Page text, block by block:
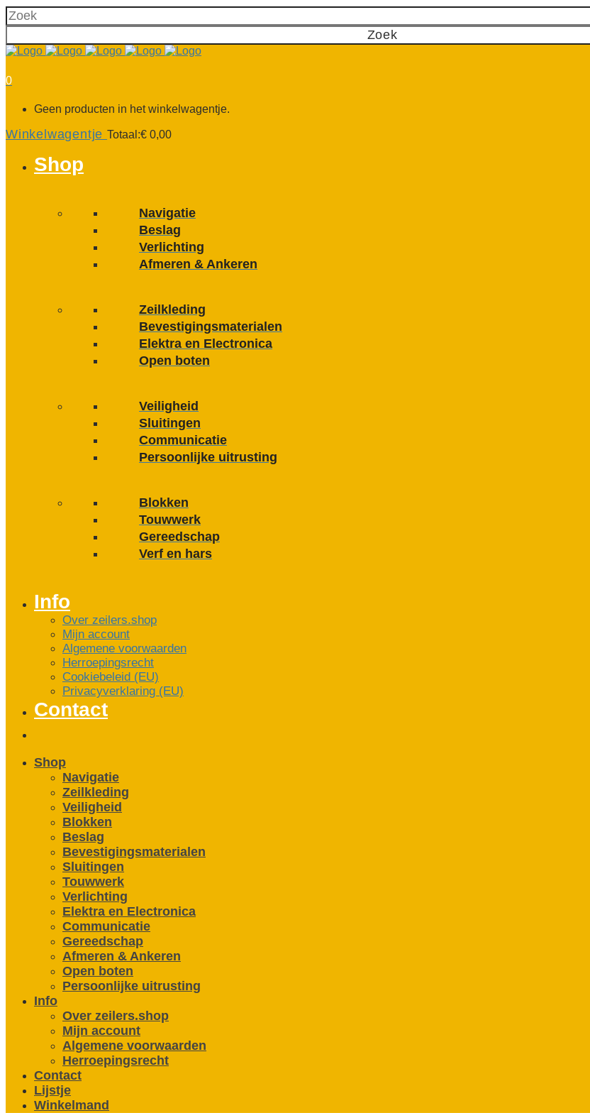
0
Geen producten in het winkelwagentje.
Winkelwagentje Totaal:€ 0,00
Shop
Navigatie
Beslag
Verlichting
Afmeren & Ankeren
Zeilkleding
Bevestigings­­materialen
Elektra en Electronica
Open boten
Veiligheid
Sluitingen
Communicatie
Persoonlijke uitrusting
Blokken
Touwwerk
Gereedschap
Verf en hars
Info
Over zeilers.shop
Mijn account
Algemene voorwaarden
Herroepingsrecht
Cookiebeleid (EU)
Privacyverklaring (EU)
Contact
Shop
Navigatie
Zeilkleding
Veiligheid
Blokken
Beslag
Bevestigings­­materialen
Sluitingen
Touwwerk
Verlichting
Elektra en Electronica
Communicatie
Gereedschap
Afmeren & Ankeren
Open boten
Persoonlijke uitrusting
Info
Over zeilers.shop
Mijn account
Algemene voorwaarden
Herroepingsrecht
Contact
Lijstje
Winkelmand